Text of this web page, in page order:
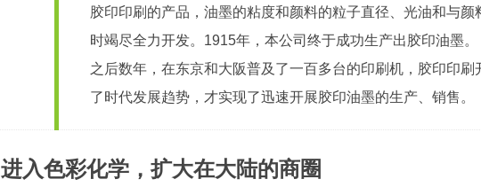
胶印印刷的产品，油墨的粘度和颜料的粒子直径、光油和与
时竭尽全力开发。1915年，本公司终于成功生产出胶印油墨。
之后数年，在东京和大阪普及了一百多台的印刷机，胶印印
了时代发展趋势，才实现了迅速开展胶印油墨的生产、销售。
进入色彩化学，扩大在大陆的商圈